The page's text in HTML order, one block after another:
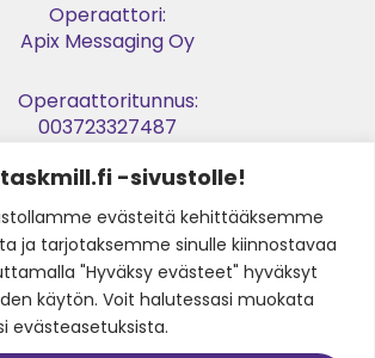
-sivustolle!
evästeitä kehittääksemme
ja tarjotaksemme sinulle kiinnostavaa
"Hyväksy evästeet" hyväksyt
käytön. Voit halutessasi muokata
evästeasetuksista.
Operaattori:
Apix Messaging Oy
Operaattoritunnus:
003723327487
Verkkolaskuosoite:
003729053974
Y-tunnus:
2905397-4